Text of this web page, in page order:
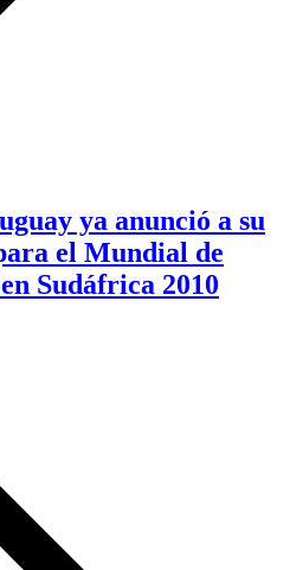
ya anunció a su
el Mundial de
Sudáfrica 2010